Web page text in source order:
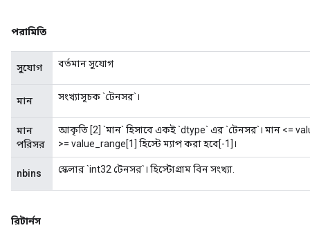
পরামিতি
সুযোগ বর্তমান সুযোগ
মান সংখ্যাসূচক `টেনসর`।
মান
পরিসর
আকৃতি [2] `মান` হিসাবে একই `dtype` এর `টেনসর`। মান <=
>= value_range[1] হিস্টে ম্যাপ করা হবে[-1]।
nbins স্কেলার `int32 টেনসর`। হিস্টোগ্রাম বিন সংখ্যা.
রিটার্নস